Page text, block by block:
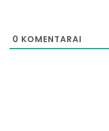
0 KOMENTARAI